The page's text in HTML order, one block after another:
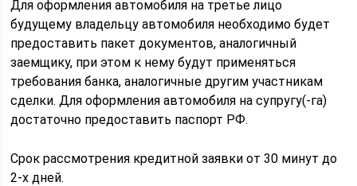
Для оформления автомобиля на третье лицо
будущему владельцу автомобиля необходимо будет
предоставить пакет документов, аналогичный
заемщику, при этом к нему будут применяться
требования банка, аналогичные другим участникам
сделки. Для оформления автомобиля на супругу(-га)
достаточно предоставить паспорт РФ.
Срок рассмотрения кредитной заявки от 30 минут до
2-х дней.